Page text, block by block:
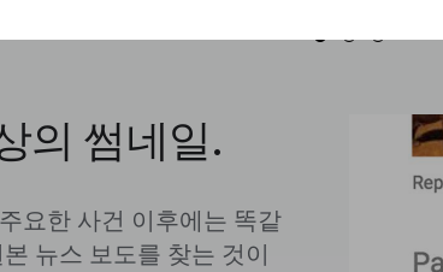
의 썸네일.
요한 사건 이후에는 똑같
뉴스 보도를 찾는 것이